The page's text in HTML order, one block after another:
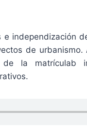
independización
de urbanismo.
la matrículab